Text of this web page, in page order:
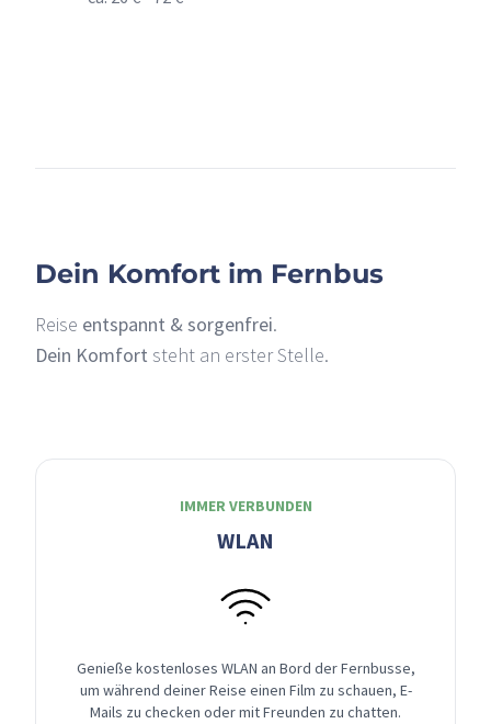
Dein Komfort im Fernbus
Reise entspannt & sorgenfrei.
Dein Komfort steht an erster Stelle.
IMMER VERBUNDEN
WLAN
Genieße kostenloses WLAN an Bord der Fernbusse,
um während deiner Reise einen Film zu schauen, E-
Mails zu checken oder mit Freunden zu chatten.